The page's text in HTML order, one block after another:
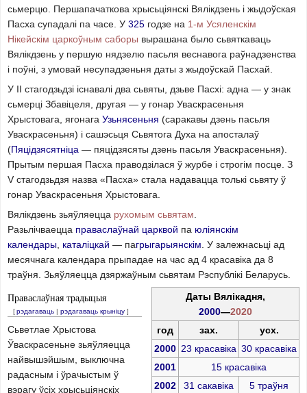
сьмерцю. Першапачаткова хрысьціянскі Вялікдзень і жыдоўская
Пасха супадалі па часе. У 325 годзе на 1-м Усяленскім
Нікейскім царкоўным саборы вырашана было сьвяткаваць
Вялікдзень у першую нядзелю пасьля веснавога раўнадзенства
і поўні, з умовай несупадзеньня даты з жыдоўскай Пасхай.
У II стагодзьдзі існавалі два сьвяты, дзьве Пасхі: адна — у знак
сьмерці Збавіцеля, другая — у гонар Уваскрасеньня
Хрыстовага, ягонага Узьнясеньня (саракавы дзень пасьля
Уваскрасеньня) і сашэсьця Сьвятога Духа на апосталаў
(Пяцідзясятніца — пяцідзясяты дзень пасьля Уваскрасеньня).
Прытым першая Пасха праводзілася ў журбе і строгім посце. З
V стагодзьдзя назва «Пасха» стала надавацца толькі сьвяту ў
гонар Уваскрасеньня Хрыстовага.
Вялікдзень зьяўляецца рухомым сьвятам
Разьлічваецца праваслаўнай царквой па юліянскім
календары каталіцкай — пагрыгарыянскім . У залежнасьці ад
месячнага календара прыпадае на час ад 4 красавіка да 8
траўня. Зьяўляецца дзяржаўным сьвятам Рэспублікі Беларусь.
Даты Вялікадня,
2000—2020
год
зах.
усх.
2000 23 красавіка 30 красавіка
2001
15 красавіка
2002
31 сакавіка
5 траўня
Праваслаўная традыцыя
[ рэдагаваць | рэдагаваць крыніцу ]
Сьветлае Хрыстова
Ўваскрасеньне зьяўляецца
найвышэйшым, выключна
радасным і ўрачыстым ў
вэрагу ўсіх хрысьціянскіх